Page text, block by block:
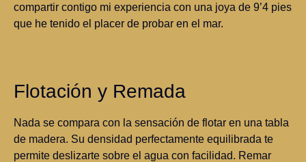
compartir contigo mi experiencia con una joya de 9’4 pies
que he tenido el placer de probar en el mar.
Flotación y Remada
Nada se compara con la sensación de flotar en una tabla
de madera. Su densidad perfectamente equilibrada te
permite deslizarte sobre el agua con facilidad. Remar